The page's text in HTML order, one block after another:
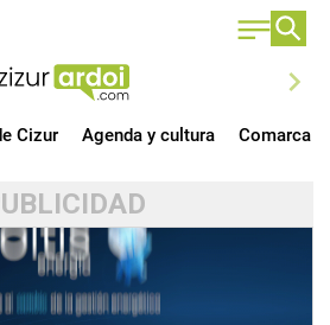
chevron_right
Cizur Agenda y cultura Comarca